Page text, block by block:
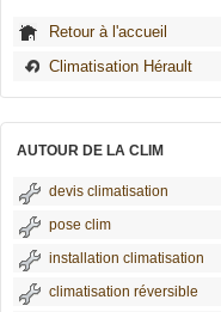
Retour à l'accueil
Climatisation Hérault
AUTOUR DE LA CLIM
devis climatisation
pose clim
installation climatisation
climatisation réversible